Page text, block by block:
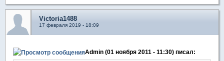
Victoria1488
17 февраля 2019 - 18:09
Admin (01 ноября 2011 - 11:30) писал: